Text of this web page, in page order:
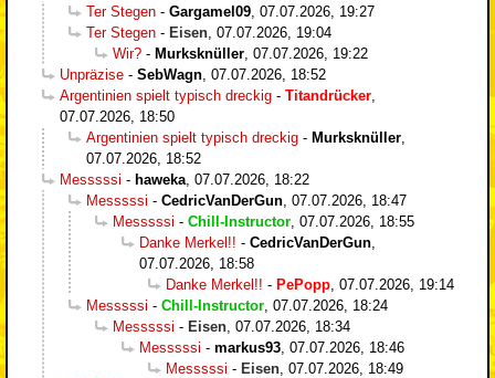
Ter Stegen - Gargamel09 07.07.2026, 19:27
Ter Stegen - Eisen 07.07.2026, 19:04
Wir? - Murksknüller 07.07.2026, 19:22
Unpräzise - SebWagn 07.07.2026, 18:52
Argentinien spielt typisch dreckig - Titandrücker
07.07.2026, 18:50
Argentinien spielt typisch dreckig - Murksknüller
07.07.2026, 18:52
Messsssi - haweka 07.07.2026, 18:22
Messsssi - CedricVanDerGun 07.07.2026, 18:47
Messsssi - Chill-Instructor 07.07.2026, 18:55
Danke Merkel!! - CedricVanDerGun
07.07.2026, 18:58
Danke Merkel!! - PePopp 07.07.2026, 19:14
Messsssi - Chill-Instructor 07.07.2026, 18:24
Messsssi - Eisen 07.07.2026, 18:34
Messsssi - markus93 07.07.2026, 18:46
Messsssi - Eisen 07.07.2026, 18:49